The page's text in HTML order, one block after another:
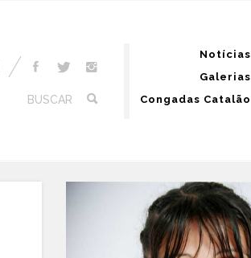
BUSCAR
Notícias
Galerias
Congadas Catalão